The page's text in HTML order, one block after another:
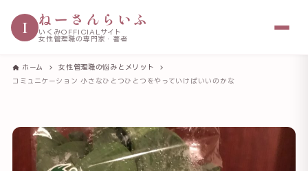
I ねーさんらいふ
いくみOFFICIALサイト
女性管理職の専門家・著者
ホーム
女性管理職の悩みとメリット
コミュニケーション 小さなひとつひとつをやっていけばいいのかな